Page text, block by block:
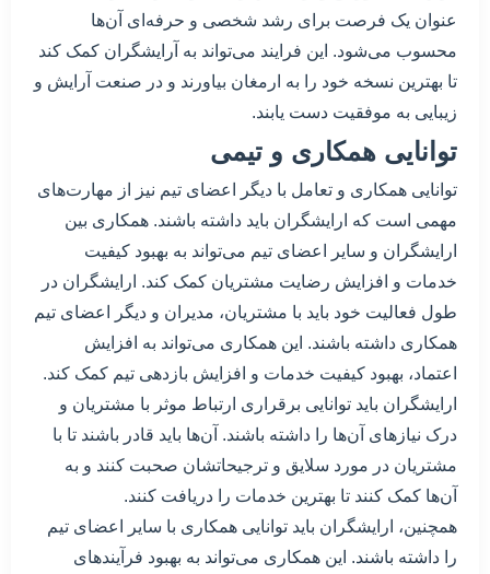
عنوان یک فرصت برای رشد شخصی و حرفه‌ای آن‌ها
محسوب می‌شود. این فرایند می‌تواند به آرایشگران کمک کند
تا بهترین نسخه خود را به ارمغان بیاورند و در صنعت آرایش و
زیبایی به موفقیت دست یابند.
توانایی همکاری و تیمی
توانایی همکاری و تعامل با دیگر اعضای تیم نیز از مهارت‌های
مهمی است که ارایشگران باید داشته باشند. همکاری بین
ارایشگران و سایر اعضای تیم می‌تواند به بهبود کیفیت
خدمات و افزایش رضایت مشتریان کمک کند. ارایشگران در
طول فعالیت خود باید با مشتریان، مدیران و دیگر اعضای تیم
همکاری داشته باشند. این همکاری می‌تواند به افزایش
اعتماد، بهبود کیفیت خدمات و افزایش بازدهی تیم کمک کند.
ارایشگران باید توانایی برقراری ارتباط موثر با مشتریان و
درک نیازهای آن‌ها را داشته باشند. آن‌ها باید قادر باشند تا با
مشتریان در مورد سلایق و ترجیحاتشان صحبت کنند و به
آن‌ها کمک کنند تا بهترین خدمات را دریافت کنند.
همچنین، ارایشگران باید توانایی همکاری با سایر اعضای تیم
را داشته باشند. این همکاری می‌تواند به بهبود فرآیندهای